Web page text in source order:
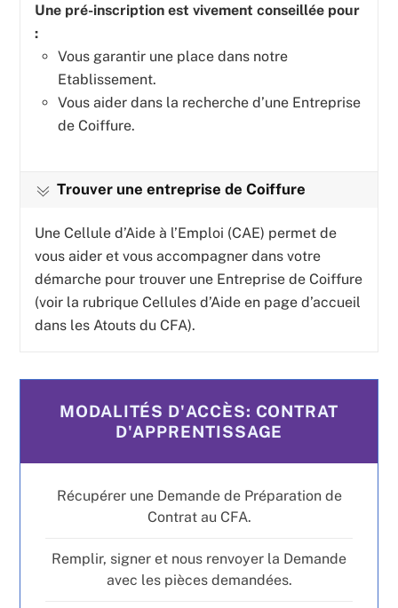
Une pré-inscription est vivement conseillée pour
:
Vous garantir une place dans notre
Etablissement.
Vous aider dans la recherche d’une Entreprise
de Coiffure.
Trouver une entreprise de Coiffure
Une Cellule d’Aide à l’Emploi (CAE) permet de
vous aider et vous accompagner dans votre
démarche pour trouver une Entreprise de Coiffure
(voir la rubrique Cellules d’Aide en page d’accueil
dans les Atouts du CFA).
MODALITÉS D'ACCÈS: CONTRAT
D'APPRENTISSAGE
Récupérer une Demande de Préparation de
Contrat au CFA.
Remplir, signer et nous renvoyer la Demande
avec les pièces demandées.